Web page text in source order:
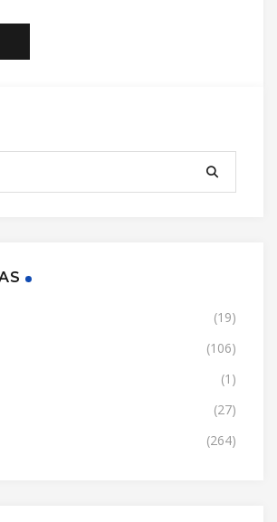
(19)
(106)
(1)
(27)
(264)